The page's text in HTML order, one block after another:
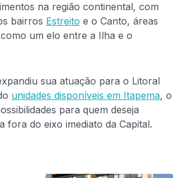
na região continental, com
bairros Estreito e o Canto, áreas
um elo entre a Ilha e o
sua atuação para o Litoral
unidades disponíveis em Itapema, o
para quem deseja
fora do eixo imediato da Capital.